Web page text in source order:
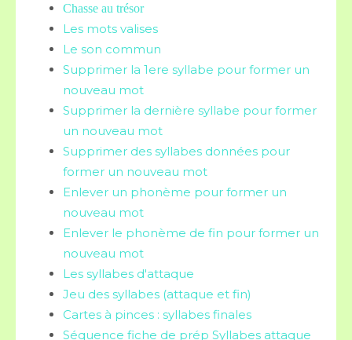
Chasse au trésor
Les mots valises
Le son commun
Supprimer la 1ere syllabe pour former un
nouveau mot
Supprimer la dernière syllabe pour former
un nouveau mot
Supprimer des syllabes données pour
former un nouveau mot
Enlever un phonème pour former un
nouveau mot
Enlever le phonème de fin pour former un
nouveau mot
Les syllabes d'attaque
Jeu des syllabes (attaque et fin)
Cartes à pinces : syllabes finales
Séquence fiche de prép Syllabes attaque